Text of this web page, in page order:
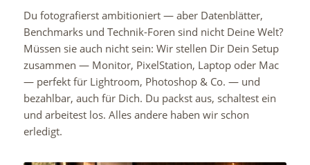
Du fotografierst ambitioniert — aber Datenblätter,
Benchmarks und Technik-Foren sind nicht Deine Welt?
Müssen sie auch nicht sein: Wir stellen Dir Dein Setup
zusammen — Monitor, PixelStation, Laptop oder Mac
— perfekt für Lightroom, Photoshop & Co. — und
bezahlbar, auch für Dich. Du packst aus, schaltest ein
und arbeitest los. Alles andere haben wir schon
erledigt.